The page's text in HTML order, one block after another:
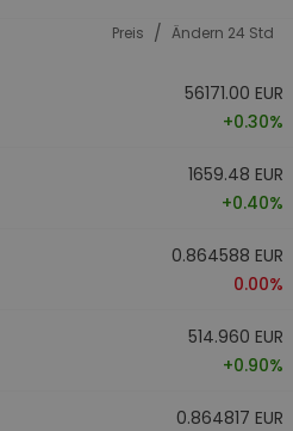
Preis / Ändern 24 Std
56171.00 EUR
+0.30%
1659.48 EUR
+0.40%
0.864588 EUR
0.00%
514.960 EUR
+0.90%
0.864817 EUR